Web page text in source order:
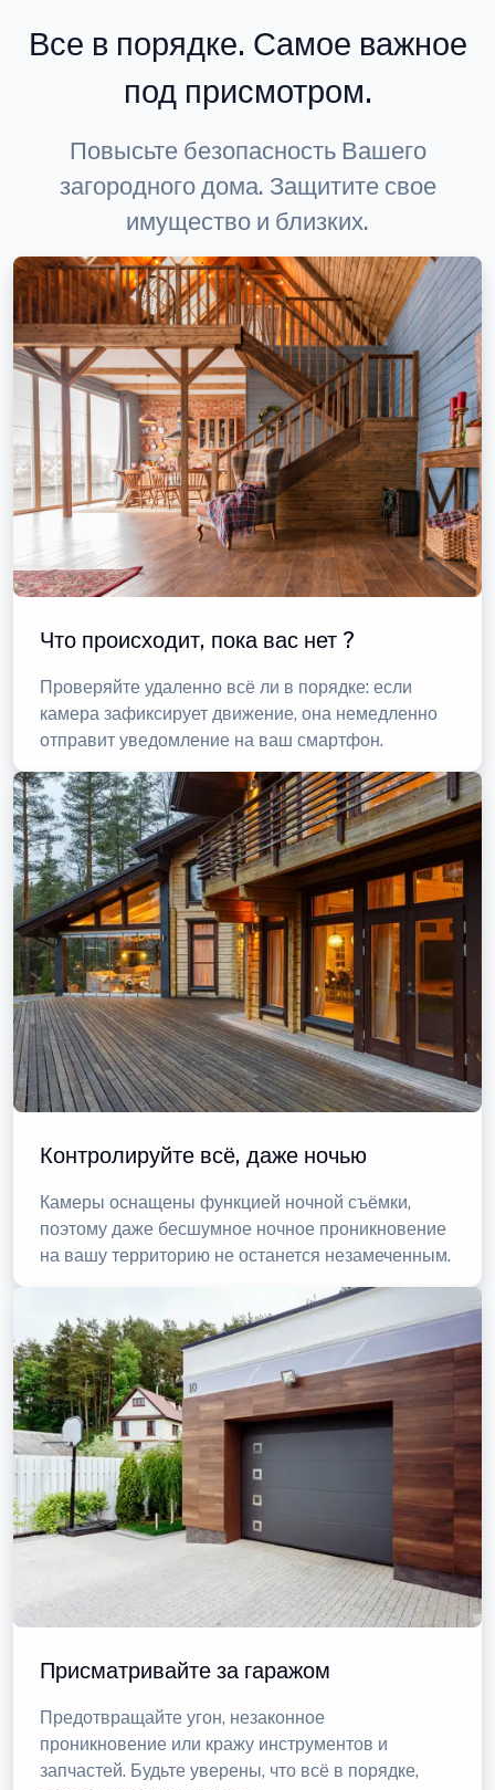
Все в порядке. Самое важное
под присмотром.
Повысьте безопасность Вашего
загородного дома. Защитите свое
имущество и близких.
Что происходит, пока вас нет ?
Проверяйте удаленно всё ли в порядке: если
камера зафиксирует движение, она немедленно
отправит уведомление на ваш смартфон.
Контролируйте всё, даже ночью
Камеры оснащены функцией ночной съёмки,
поэтому даже бесшумное ночное проникновение
на вашу территорию не останется незамеченным.
Присматривайте за гаражом
Предотвращайте угон, незаконное
проникновение или кражу инструментов и
запчастей. Будьте уверены, что всё в порядке,